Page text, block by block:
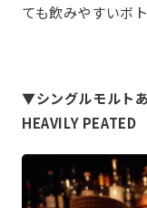
ても飲みやすいボ
▼シングルモルト
HEAVILY PEATED